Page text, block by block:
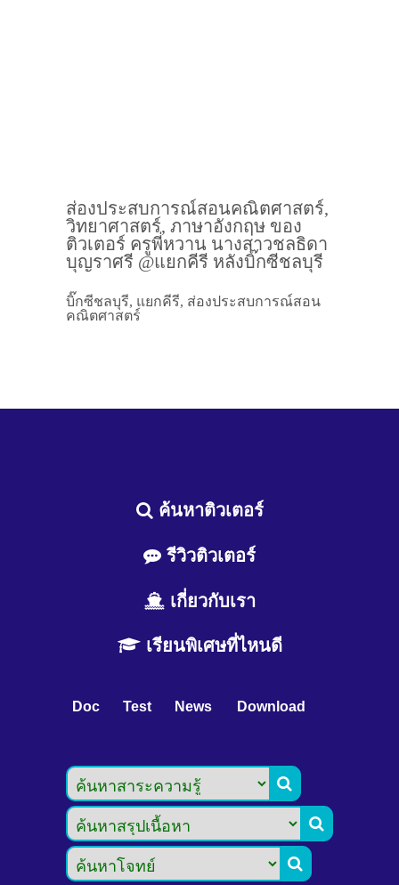
ส่องประสบการณ์สอนคณิตศาสตร์,
วิทยาศาสตร์, ภาษาอังกฤษ ของ
ติวเตอร์ ครูพี่หวาน นางสาวชลธิดา
บุญราศรี @แยกคีรี หลังบิ๊กซีชลบุรี
บิ๊กซีชลบุรี, แยกคีรี, ส่องประสบการณ์สอน
คณิตศาสตร์
ค้นหาติวเตอร์
รีวิวติวเตอร์
เกี่ยวกับเรา
เรียนพิเศษที่ไหนดี
Doc Test News Download


